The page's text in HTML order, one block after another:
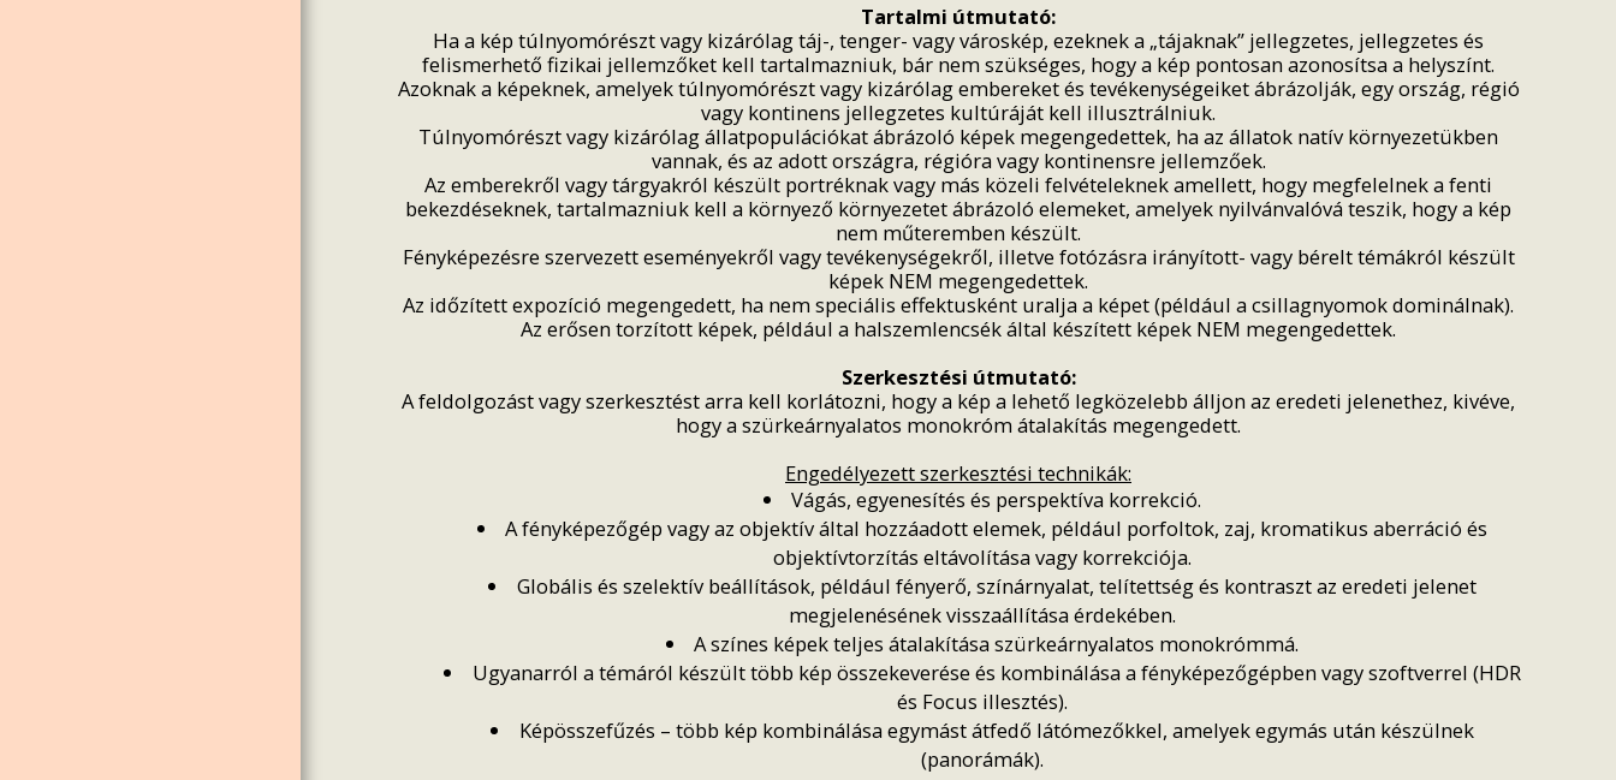
Tartalmi útmutató:
Ha a kép túlnyomórészt vagy kizárólag táj-, tenger- vagy városkép, ezeknek a „tájaknak” jellegzetes, jellegzetes és
felismerhető fizikai jellemzőket kell tartalmazniuk, bár nem szükséges, hogy a kép pontosan azonosítsa a helyszínt.
Azoknak a képeknek, amelyek túlnyomórészt vagy kizárólag embereket és tevékenységeiket ábrázolják, egy ország, régió
vagy kontinens jellegzetes kultúráját kell illusztrálniuk.
Túlnyomórészt vagy kizárólag állatpopulációkat ábrázoló képek megengedettek, ha az állatok natív környezetükben
vannak, és az adott országra, régióra vagy kontinensre jellemzőek.
Az emberekről vagy tárgyakról készült portréknak vagy más közeli felvételeknek amellett, hogy megfelelnek a fenti
bekezdéseknek, tartalmazniuk kell a környező környezetet ábrázoló elemeket, amelyek nyilvánvalóvá teszik, hogy a kép
nem műteremben készült.
Fényképezésre szervezett eseményekről vagy tevékenységekről, illetve fotózásra irányított- vagy bérelt témákról készült
képek NEM megengedettek.
Az időzített expozíció megengedett, ha nem speciális effektusként uralja a képet (például a csillagnyomok dominálnak).
Az erősen torzított képek, például a halszemlencsék által készített képek NEM megengedettek.
Szerkesztési útmutató:
A feldolgozást vagy szerkesztést arra kell korlátozni, hogy a kép a lehető legközelebb álljon az eredeti jelenethez, kivéve,
hogy a szürkeárnyalatos monokróm átalakítás megengedett.
Engedélyezett szerkesztési technikák:
Vágás, egyenesítés és perspektíva korrekció.
A fényképezőgép vagy az objektív által hozzáadott elemek, például porfoltok, zaj, kromatikus aberráció és
objektívtorzítás eltávolítása vagy korrekciója.
Globális és szelektív beállítások, például fényerő, színárnyalat, telítettség és kontraszt az eredeti jelenet
megjelenésének visszaállítása érdekében.
A színes képek teljes átalakítása szürkeárnyalatos monokrómmá.
Ugyanarról a témáról készült több kép összekeverése és kombinálása a fényképezőgépben vagy szoftverrel (HDR
és Focus illesztés).
Képösszefűzés – több kép kombinálása egymást átfedő látómezőkkel, amelyek egymás után készülnek
(panorámák).